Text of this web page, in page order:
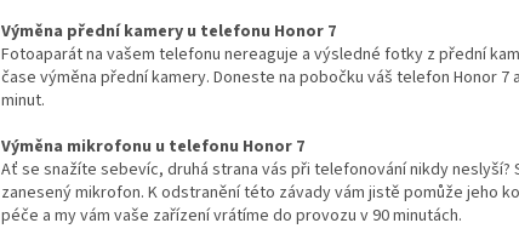
Výměna přední kamery u telefonu Honor 7
Fotoaparát na vašem telefonu nereaguje a výsledné fotky z přední
čase výměna přední kamery. Doneste na pobočku váš telefon Honor
minut.
Výměna mikrofonu u telefonu Honor 7
Ať se snažíte sebevíc, druhá strana vás při telefonování nikdy
zanesený mikrofon. K odstranění této závady vám jistě pomůže jeho
péče a my vám vaše zařízení vrátíme do provozu v 90 minutách.